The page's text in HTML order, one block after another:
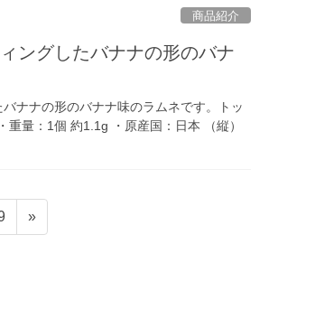
商品紹介
ングしたバナナの形のバナ
ナの形のバナナ味のラムネです。トッ
量：1個 約1.1g ・原産国：日本 （縦）
»